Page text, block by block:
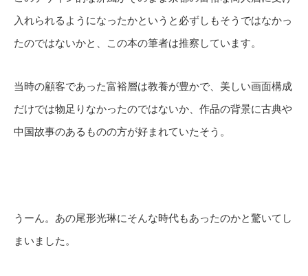
入れられるようになったかというと必ずしもそうではなかっ
たのではないかと、この本の筆者は推察しています。
当時の顧客であった富裕層は教養が豊かで、美しい画面構成
だけでは物足りなかったのではないか、作品の背景に古典や
中国故事のあるものの方が好まれていたそう。
うーん。あの尾形光琳にそんな時代もあったのかと驚いてし
まいました。